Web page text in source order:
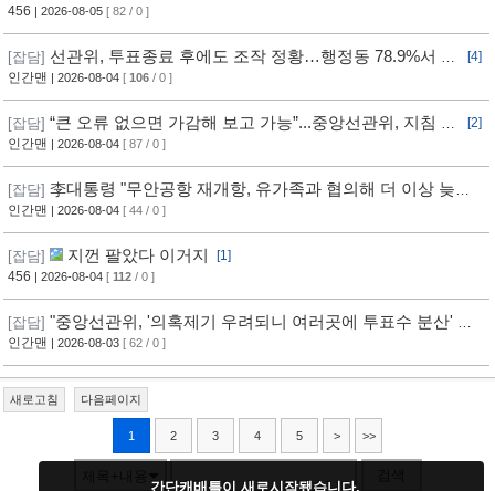
ㅋㅋㅋ
456 | 2026-08-05 [ 82 / 0 ]
[잡담] 선관위, 투표종료 후에도 조작 정황…행정동 78.9%서 오
차 발생
[4]
인간맨 | 2026-08-04 [ 106 / 0 ]
[잡담] “큰 오류 없으면 가감해 보고 가능”...중앙선관위, 지침 정
황
[2]
인간맨 | 2026-08-04 [ 87 / 0 ]
[잡담] 李대통령 "무안공항 재개항, 유가족과 협의해 더 이상 늦추
지 말아야"
인간맨 | 2026-08-04 [ 44 / 0 ]
[잡담] 지껀 팔았다 이거지
[1]
456 | 2026-08-04 [ 112 / 0 ]
[잡담] "중앙선관위, '의혹제기 우려되니 여러곳에 투표수 분산' 지
침"
인간맨 | 2026-08-03 [ 62 / 0 ]
새로고침 다음페이지
1 2 3 4 5 > >>
간단캐배틀이 새로시작됐습니다.